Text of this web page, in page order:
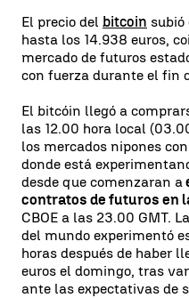
El precio del bitcoin subió
hasta los 14.938 euros,
mercado de futuros
con fuerza durante el fin
El bitcóin llegó a
las 12.00 hora local
los mercados nipones
donde está
desde que comenzaran a
contratos de futuros en
CBOE a las 23.00 GMT.
del mundo experimentó
horas después de haber
euros el domingo, tras
ante las expectativas de